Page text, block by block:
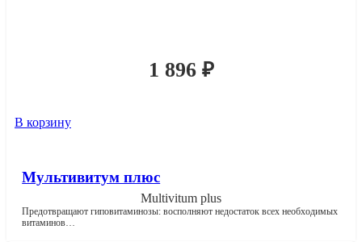
1 896 ₽
В корзину
Мультивитум плюс
Multivitum plus
Предотвращают гиповитаминозы: восполняют недостаток всех необходимых
витаминов…